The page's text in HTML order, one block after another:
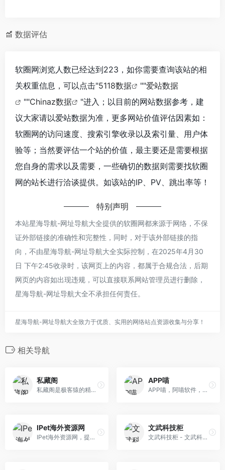
数据评估
软圈网浏览人数已经达到223，如你需要查询该站的相
关权重信息，可以点击"5118数据 ""爱站数据
""Chinaz数据
"进入；以目前的网站数据参考，建
议大家请以爱站数据为准，更多网站价值评估因素如：
软圈网的访问速度、搜索引擎收录以及索引量、用户体
验等；当然要评估一个站的价值，最主要还是需要根据
您自身的需求以及需要，一些确切的数据则需要找软圈
网的站长进行洽谈提供。如该站的IP、PV、跳出率等！
特别声明
本站星海导航-网址导航大全提供的软圈网都来源于网络，不保
证外部链接的准确性和完整性，同时，对于该外部链接的指
向，不由星海导航-网址导航大全实际控制，在2025年4月30
日 下午2:45收录时，该网页上的内容，都属于合规合法，后期
网页的内容如出现违规，可以直接联系网站管理员进行删除，
星海导航-网址导航大全不承担任何责任。
星海导航-网址导航大全致力于优质、实用的网络站点资源收集与分享！
相关导航
私藏阁
私藏阁是极客猿的精品资源分享站，提供精选优秀软件、app、工具、网站分享！ 所有下载资源都是经过亲测可用的，无广告，无恶意软件、无病毒，可放心使用!
APP喵
APP喵，阿喵软件，软件猫，发现互联网有趣好用软件资源，精选软件资源分享下载站，分享好玩有趣应用，网站，IT科技资讯，资源，站长工具，极客教程等
IPet海外资源网
IPet海外资源网，提供国外最新社媒APP，热门国外游戏下载，最新社媒注册教程和相关新闻
文武科技柜
文武科技柜 - 文武科技社的后花园